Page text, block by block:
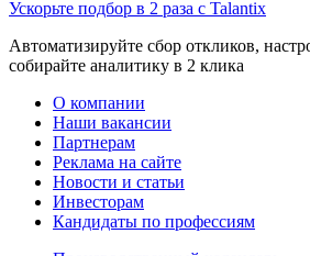
Ускорьте подбор в 2 раза с Talantix
Автоматизируйте сбор откликов,
собирайте аналитику в 2 клика
О компании
Наши вакансии
Партнерам
Реклама на сайте
Новости и статьи
Инвесторам
Кандидаты по профессиям